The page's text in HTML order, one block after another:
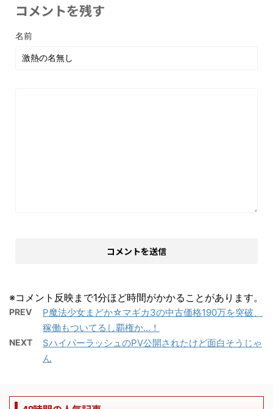
コメントを残す
名前
※コメント反映まで1分ほど時間がかかることがあります。
PREV
P魔法少女まどか☆マギカ3の中古価格190万を突破、
稼働もついてるし覇権か…！
NEXT
SハイパーラッシュのPV公開されたけど面白そうじゃ
ん